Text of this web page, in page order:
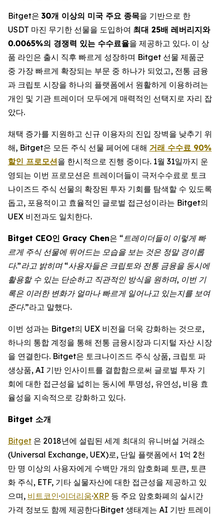
Bitget은 30개 이상의 미국 주요 종목을 기반으로 한
USDT 마진 무기한 선물을 도입하여 최대 25배 레버리지와
0.0065%의 경쟁력 있는 수수료율을 제공하고 있다. 이 상
품 라인은 출시 직후 빠르게 성장하며 Bitget 선물 제품군
중 가장 빠르게 확장되는 부문 중 하나가 되었고, 전통 금융
과 크립토 시장을 하나의 플랫폼에서 원활하게 이용하려는
개인 및 기관 트레이더 모두에게 매력적인 선택지로 자리 잡
았다.
채택 증가를 지원하고 신규 이용자의 진입 장벽을 낮추기 위
해, Bitget은 모든 주식 선물 페어에 대해 거래 수수료 90%
할인 프로모션을 한시적으로 진행 중이다. 1월 31일까지 운
영되는 이번 프로모션은 트레이더들이 극저수수료로 토크
나이즈드 주식 선물의 확장된 투자 기회를 탐색할 수 있도록
돕고, 포용적이고 효율적인 글로벌 접근성이라는 Bitget의
UEX 비전과도 일치한다.
Bitget CEO인 Gracy Chen은 “트레이더들이 이렇게 빠
르게 주식 선물에 뛰어드는 모습을 보는 것은 정말 경이롭
다.”라고 밝히며 “사용자들은 크립토와 전통 금융을 동시에
활용할 수 있는 단순하고 직관적인 방식을 원하며, 이번 기
록은 이러한 변화가 얼마나 빠르게 일어나고 있는지를 보여
준다.”라고 말했다.
이번 성과는 Bitget의 UEX 비전을 더욱 강화하는 것으로,
하나의 통합 계정을 통해 전통 금융시장과 디지털 자산 시장
을 연결한다. Bitget은 토크나이즈드 주식 상품, 크립토 파
생상품, AI 기반 인사이트를 결합함으로써 글로벌 투자 기
회에 대한 접근성을 넓히는 동시에 투명성, 유연성, 비용 효
율성을 지속적으로 강화하고 있다.
Bitget 소개
Bitget 은 2018년에 설립된 세계 최대의 유니버설 거래소
(Universal Exchange, UEX)로, 단일 플랫폼에서 1억 2천
만 명 이상의 사용자에게 수백만 개의 암호화폐 토큰, 토큰
화 주식, ETF, 기타 실물자산에 대한 접근성을 제공하고 있
으며, 비트코인·이더리움·XRP 등 주요 암호화폐의 실시간
가격 정보도 함께 제공한다Bitget 생태계는 AI 기반 트레이